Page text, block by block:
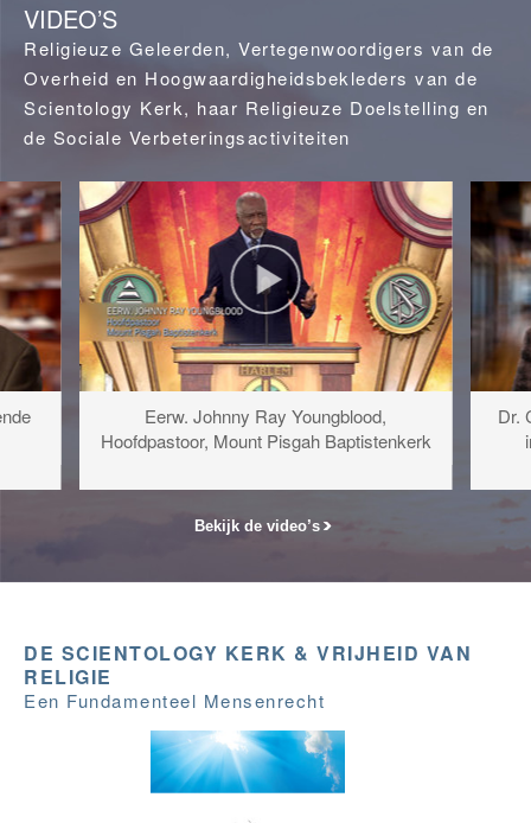
VIDEO’S
Religieuze Geleerden, Vertegenwoordigers van de
Overheid en Hoogwaardigheidsbekleders van de
Scientology Kerk, haar Religieuze Doelstelling en
de Sociale Verbeteringsactiviteiten
Eerw. Johnny Ray Youngblood,
Hoofdpastoor, Mount Pisgah Baptistenkerk
Dr.
Bekijk de video’s
DE SCIENTOLOGY KERK & VRIJHEID VAN
RELIGIE
Een Fundamenteel Mensenrecht